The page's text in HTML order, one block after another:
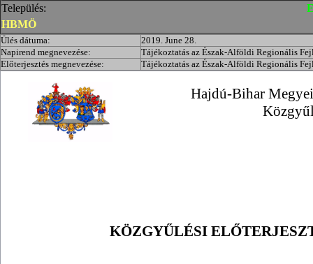
Település:
HBMÖ
Ülés dátuma:
2019. June 28.
Napirend megnevezése:
Tájékoztatás az Észak-Alföldi Regionális
Előterjesztés megnevezése:
Tájékoztatás az Észak-Alföldi Regionális